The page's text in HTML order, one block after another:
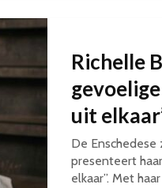
Richelle
uit
De Enschedese
presenteert
elkaar”. Met